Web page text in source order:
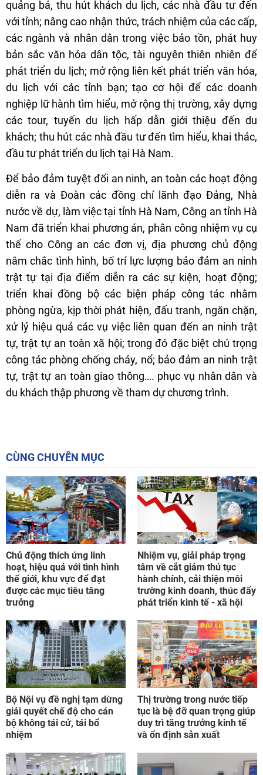
quảng bá, thu hút khách du lịch, các nhà đầu tư đến
với tỉnh; nâng cao nhận thức, trách nhiệm của các cấp,
các ngành và nhân dân trong việc bảo tồn, phát huy
bản sắc văn hóa dân tộc, tài nguyên thiên nhiên để
phát triển du lịch; mở rộng liên kết phát triển văn hóa,
du lịch với các tỉnh bạn; tạo cơ hội để các doanh
nghiệp lữ hành tìm hiểu, mở rộng thị trường, xây dựng
các tour, tuyến du lịch hấp dẫn giới thiệu đến du
khách; thu hút các nhà đầu tư đến tìm hiểu, khai thác,
đầu tư phát triển du lịch tại Hà Nam.
Để bảo đảm tuyệt đối an ninh, an toàn các hoạt động
diễn ra và Đoàn các đồng chí lãnh đạo Đảng, Nhà
nước về dự, làm việc tại tỉnh Hà Nam, Công an tỉnh Hà
Nam đã triển khai phương án, phân công nhiệm vụ cụ
thể cho Công an các đơn vị, địa phương chủ động
nắm chắc tình hình, bố trí lực lượng bảo đảm an ninh
trật tự tại địa điểm diễn ra các sự kiện, hoạt động;
triển khai đồng bộ các biện pháp công tác nhằm
phòng ngừa, kịp thời phát hiện, đấu tranh, ngăn chặn,
xử lý hiệu quả các vụ việc liên quan đến an ninh trật
tự, trật tự an toàn xã hội; trong đó đặc biệt chú trọng
công tác phòng chống cháy, nổ; bảo đảm an ninh trật
tự, trật tự an toàn giao thông…. phục vụ nhân dân và
du khách thập phương về tham dự chương trình.
CÙNG CHUYÊN MỤC
Chủ động thích ứng linh
hoạt, hiệu quả với tình hình
thế giới, khu vực để đạt
được các mục tiêu tăng
trưởng
Nhiệm vụ, giải pháp trọng
tâm về cắt giảm thủ tục
hành chính, cải thiện môi
trường kinh doanh, thúc đẩy
phát triển kinh tế - xã hội
Bộ Nội vụ đề nghị tạm dừng
giải quyết chế độ cho cán
bộ không tái cử, tái bổ
nhiệm
Thị trường trong nước tiếp
tục là bệ đỡ quan trọng giúp
duy trì tăng trưởng kinh tế
và ổn định sản xuất